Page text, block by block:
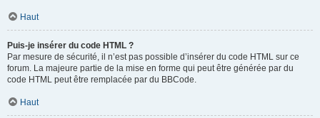
Haut
Puis-je insérer du code HTML ?
Par mesure de sécurité, il n’est pas possible d’insérer du code HTML sur ce
forum. La majeure partie de la mise en forme qui peut être générée par du
code HTML peut être remplacée par du BBCode.
Haut